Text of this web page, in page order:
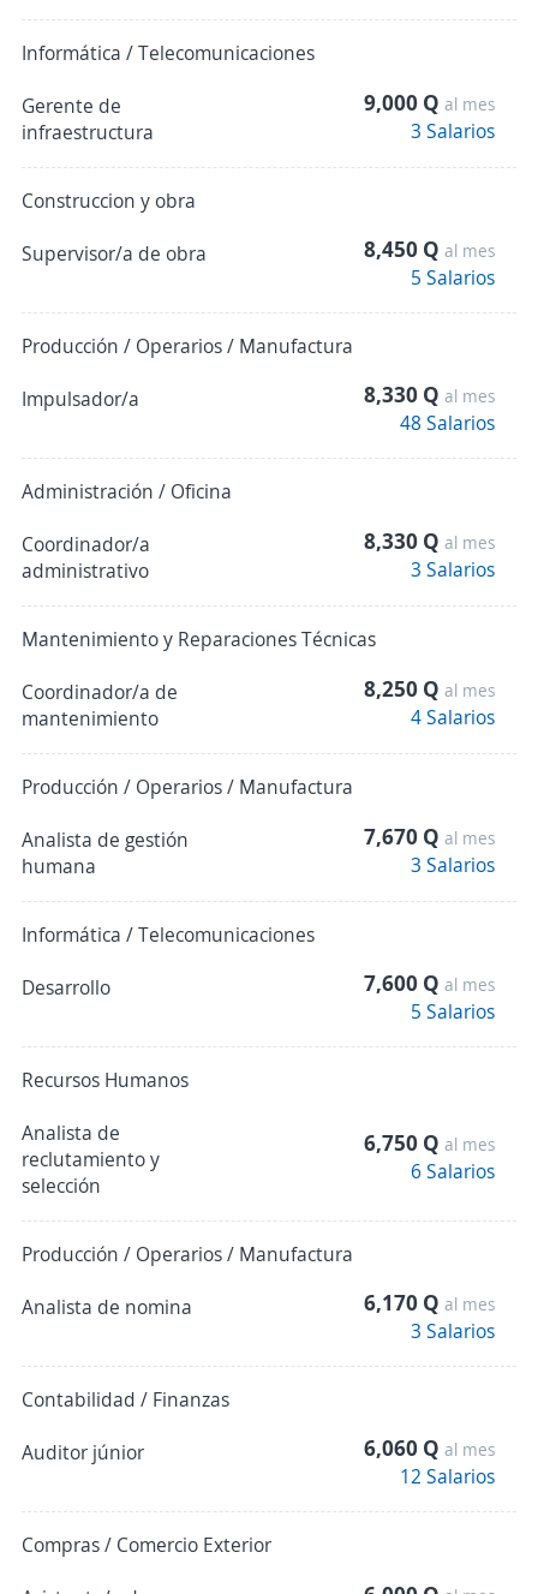
Informática / Telecomunicaciones
Gerente de
infraestructura
9,000 Q al mes
3 Salarios
Construccion y obra
Supervisor/a de obra
8,450 Q al mes
5 Salarios
Producción / Operarios / Manufactura
Impulsador/a
8,330 Q al mes
48 Salarios
Administración / Oficina
Coordinador/a
administrativo
8,330 Q al mes
3 Salarios
Mantenimiento y Reparaciones Técnicas
Coordinador/a de
mantenimiento
8,250 Q al mes
4 Salarios
Producción / Operarios / Manufactura
Analista de gestión
humana
7,670 Q al mes
3 Salarios
Informática / Telecomunicaciones
Desarrollo
7,600 Q al mes
5 Salarios
Recursos Humanos
Analista de
reclutamiento y
selección
6,750 Q al mes
6 Salarios
Producción / Operarios / Manufactura
Analista de nomina
6,170 Q al mes
3 Salarios
Contabilidad / Finanzas
Auditor júnior
6,060 Q al mes
12 Salarios
Compras / Comercio Exterior